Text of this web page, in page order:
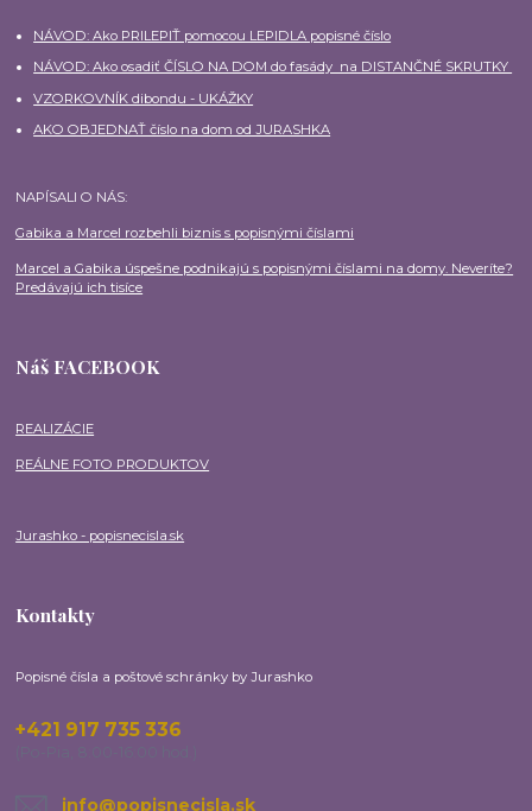
NÁVOD: Ako PRILEPIŤ pomocou LEPIDLA popisné číslo
NÁVOD: Ako osadiť ČÍSLO NA DOM do fasády na DISTANČNÉ SKRUTKY
VZORKOVNÍK dibondu - UKÁŽKY
AKO OBJEDNAŤ číslo na dom od JURASHKA
NAPÍSALI O NÁS:
Gabika a Marcel rozbehli biznis s popisnými číslami
Marcel a Gabika úspešne podnikajú s popisnými číslami na domy. Neveríte?
Predávajú ich tisíce
Náš FACEBOOK
REALIZÁCIE
REÁLNE FOTO PRODUKTOV
Jurashko - popisnecisla.sk
Kontakty
Popisné čísla a poštové schránky by Jurashko
+421 917 735 336
info@popisnecisla.sk